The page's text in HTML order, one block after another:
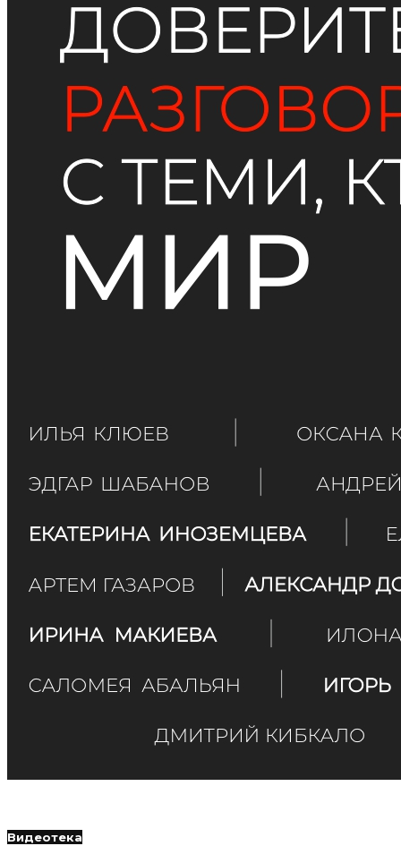
Видеотека